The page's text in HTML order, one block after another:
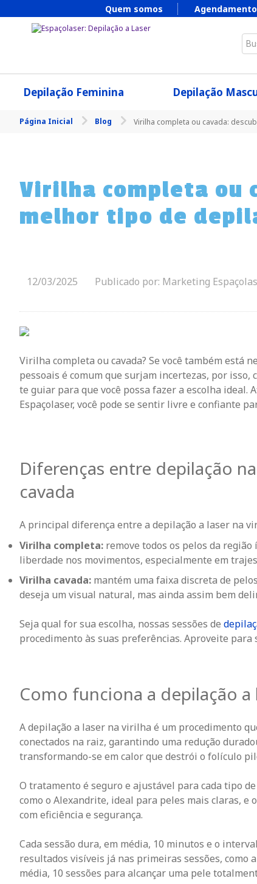
Quem somos Agendamento
Depilação Feminina Depilação
Página Inicial Blog Virilha completa ou cavada:
Virilha completa ou
melhor tipo de
12/03/2025 Publicado por: Marketing
Virilha completa ou cavada? Se você também está
pessoais é comum que surjam incertezas, por isso,
te guiar para que você possa fazer a escolha ideal.
Espaçolaser, você pode se sentir livre e confiante
Diferenças entre depilação
cavada
A principal diferença entre a depilação a laser na
Virilha completa: remove todos os pelos da
liberdade nos movimentos, especialmente em
Virilha cavada: mantém uma faixa discreta de
deseja um visual natural, mas ainda assim bem
Seja qual for sua escolha, nossas sessões de
procedimento às suas preferências. Aproveite para
Como funciona a depilação a
A depilação a laser na virilha é um procedimento
conectados na raiz, garantindo uma redução
transformando-se em calor que destrói o folículo
O tratamento é seguro e ajustável para cada tipo
como o Alexandrite, ideal para peles mais claras, e
com eficiência e segurança.
Cada sessão dura, em média, 10 minutos e o
resultados visíveis já nas primeiras sessões, como
média, 10 sessões para alcançar uma pele